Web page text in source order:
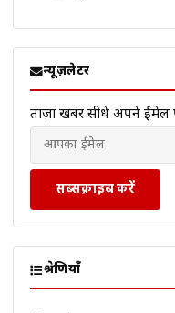
न्यूज़लेटर
ताज़ा खबरें सीधे अपने ईमेल
सब्सक्राइब करें
श्रेणियाँ